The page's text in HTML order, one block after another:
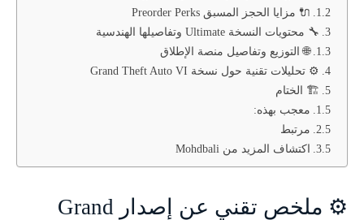
🔌 مزايا الحجز المسبق Preorder Perks
🔧 محتويات النسخة Ultimate وتفاصيلها الهندسية
🌐 التوزيع وتفاصيل منصة الإطلاق
⚙️ تحليلات تقنية حول نسخة Grand Theft Auto VI
🏗️ الختام
معجب بهذه:
مرتبط
اكتشاف المزيد من Mohdbali
⚙️ ملخص تقني عن إصدار Grand